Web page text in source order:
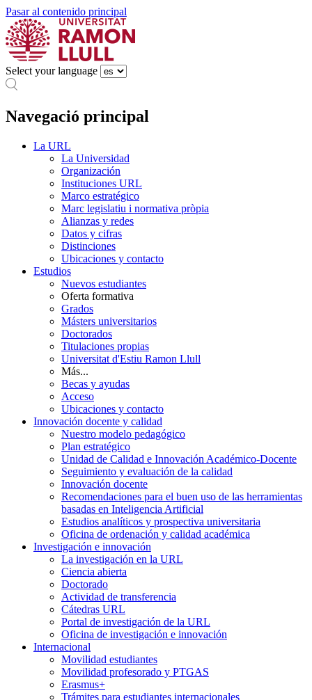
Pasar al contenido principal
Select your language
Navegació principal
La URL
La Universidad
Organización
Instituciones URL
Marco estratégico
Marc legislatiu i normativa pròpia
Alianzas y redes
Datos y cifras
Distinciones
Ubicaciones y contacto
Estudios
Nuevos estudiantes
Oferta formativa
Grados
Másters universitarios
Doctorados
Titulaciones propias
Universitat d'Estiu Ramon Llull
Más...
Becas y ayudas
Acceso
Ubicaciones y contacto
Innovación docente y calidad
Nuestro modelo pedagógico
Plan estratégico
Unidad de Calidad e Innovación Académico-Docente
Seguimiento y evaluación de la calidad
Innovación docente
Recomendaciones para el buen uso de las herramientas
basadas en Inteligencia Artificial
Estudios analíticos y prospectiva universitaria
Oficina de ordenación y calidad académica
Investigación e innovación
La investigación en la URL
Ciencia abierta
Doctorado
Actividad de transferencia
Cátedras URL
Portal de investigación de la URL
Oficina de investigación e innovación
Internacional
Movilidad estudiantes
Movilidad profesorado y PTGAS
Erasmus+
Trámites para estudiantes internacionales